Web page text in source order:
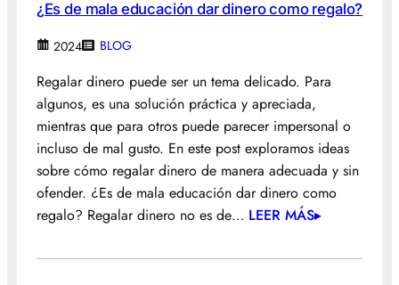
¿Es de mala educación dar dinero como regalo?
2024 BLOG
Regalar dinero puede ser un tema delicado. Para
algunos, es una solución práctica y apreciada,
mientras que para otros puede parecer impersonal o
incluso de mal gusto. En este post exploramos ideas
sobre cómo regalar dinero de manera adecuada y sin
ofender. ¿Es de mala educación dar dinero como
regalo? Regalar dinero no es de… LEER MÁS▸